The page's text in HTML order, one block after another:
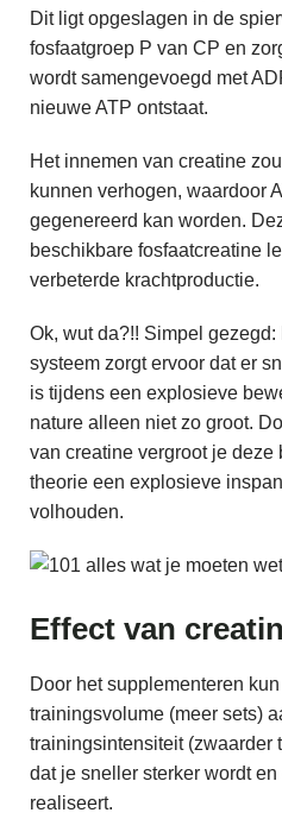
Dit ligt opgeslagen in de
fosfaatgroep P van CP en
wordt samengevoegd met
nieuwe ATP ontstaat.
Het innemen van creatine
kunnen verhogen, waardoor
gegenereerd kan worden.
beschikbare fosfaatcreatine
verbeterde krachtproductie.
Ok, wut da?!! Simpel
systeem zorgt ervoor dat er
is tijdens een explosieve
nature alleen niet zo groot.
van creatine vergroot je deze
theorie een explosieve
volhouden.
Effect van
Door het supplementeren
trainingsvolume (meer sets)
trainingsintensiteit (zwaarder
dat je sneller sterker wordt
realiseert.